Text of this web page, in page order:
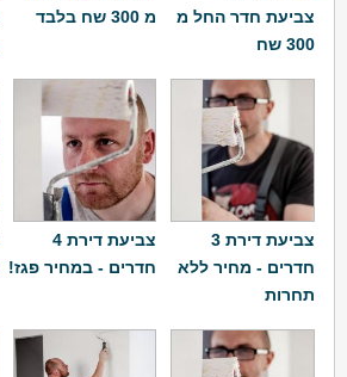
צביעת חדר החל מ
300 שח
מ 300 שח בלבד
צביעת דירת 3
חדרים - מחיר ללא
תחרות
צביעת דירת 4
חדרים - במחיר פגז!